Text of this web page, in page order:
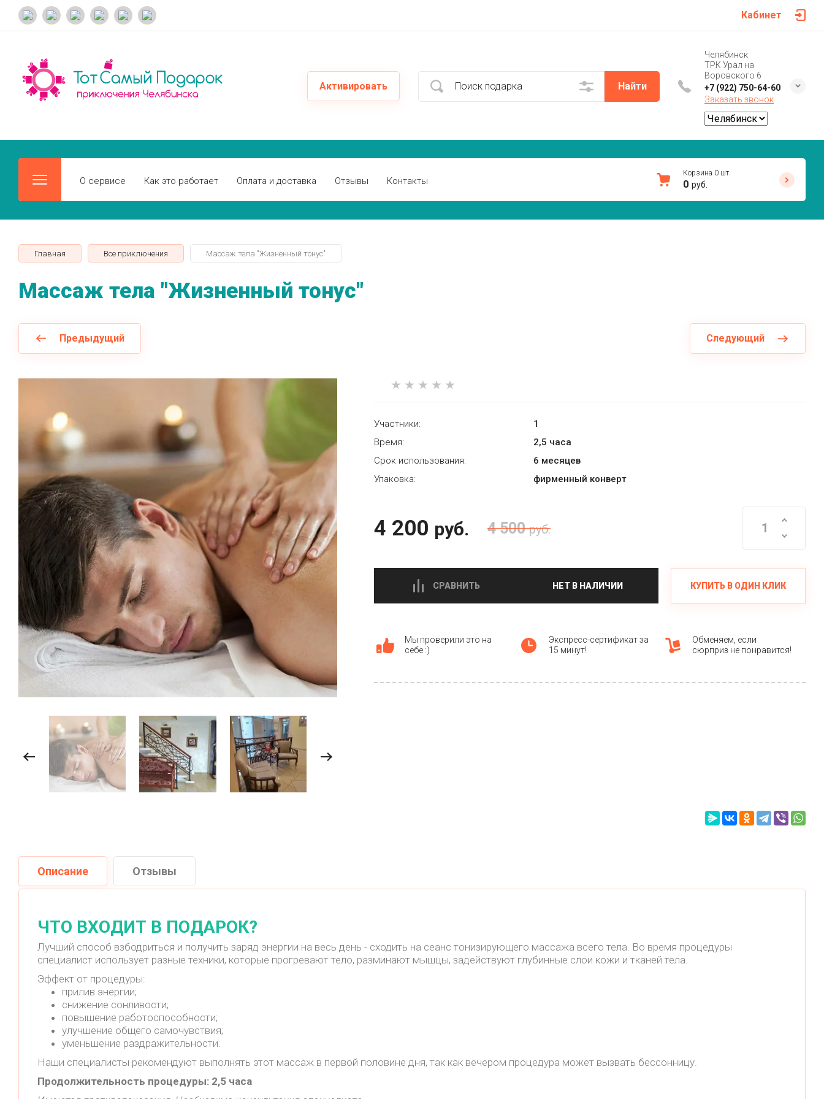
Кабинет
Активировать Найти
Челябинск
ТРК Урал на
Воровского 6
+7 (922) 750-64-60
Заказать звонок
О сервисе Как это работает Оплата и доставка Отзывы Контакты
Корзина 0 шт.
0 руб.
Главная Все приключения Массаж тела "Жизненный тонус"
Массаж тела "Жизненный тонус"
Предыдущий Следующий
Участники:
1
Время:
2,5 часа
Срок использования:
6 месяцев
Упаковка:
фирменный конверт
4 200 руб. 4 500 руб.
СРАВНИТЬ НЕТ В НАЛИЧИИ КУПИТЬ В ОДИН КЛИК
Мы проверили это на
себе :)
Экспресс-сертификат за
15 минут!
Обменяем, если
сюрприз не понравится!
Описание Отзывы
ЧТО ВХОДИТ В ПОДАРОК?
Лучший способ взбодриться и получить заряд энергии на весь день - сходить на сеанс тонизирующего массажа всего тела. Во время процедуры
специалист использует разные техники, которые прогревают тело, разминают мышцы, задействуют глубинные слои кожи и тканей тела.
Эффект от процедуры:
прилив энергии;
снижение сонливости;
повышение работоспособности;
улучшение общего самочувствия;
уменьшение раздражительности.
Наши специалисты рекомендуют выполнять этот массаж в первой половине дня, так как вечером процедура может вызвать бессонницу.
Продолжительность процедуры: 2,5 часа